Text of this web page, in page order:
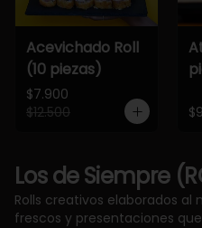
Acevichado Roll
(10 piezas)
$7.900
$12.500
Los de Siempre
Rolls creativos elaborados
frescos y presentaciones